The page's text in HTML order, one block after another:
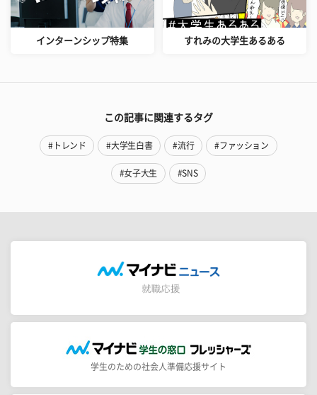
インターンシップ特集 すれみの大学生あるある
この記事に関連するタグ
#トレンド #大学生白書 #流行 #ファッション
#女子大生 #SNS
学生のための社会人準備応援サイト